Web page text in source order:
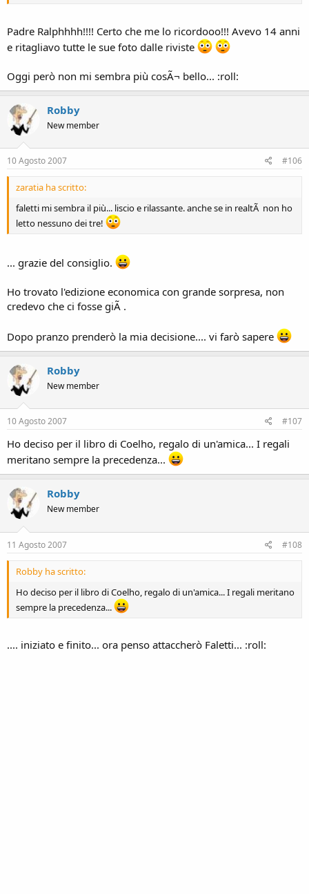
Padre Ralphhhh!!!! Certo che me lo ricordooo!!! Avevo 14 anni
e ritagliavo tutte le sue foto dalle riviste
Oggi però non mi sembra più cosÃ¬ bello... :roll:
Robby
New member
10 Agosto 2007 #106
zaratia ha scritto:
faletti mi sembra il più... liscio e rilassante. anche se in realtÃ non ho
letto nessuno dei tre!
... grazie del consiglio.
Ho trovato l'edizione economica con grande sorpresa, non
credevo che ci fosse giÃ .
Dopo pranzo prenderò la mia decisione.... vi farò sapere
Robby
New member
10 Agosto 2007 #107
Ho deciso per il libro di Coelho, regalo di un'amica... I regali
meritano sempre la precedenza...
Robby
New member
11 Agosto 2007 #108
Robby ha scritto:
Ho deciso per il libro di Coelho, regalo di un'amica... I regali meritano
sempre la precedenza...
.... iniziato e finito... ora penso attaccherò Faletti... :roll: